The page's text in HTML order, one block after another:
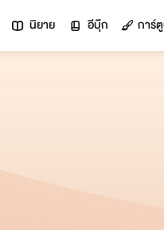
นิยาย อีบุ๊ก การ์